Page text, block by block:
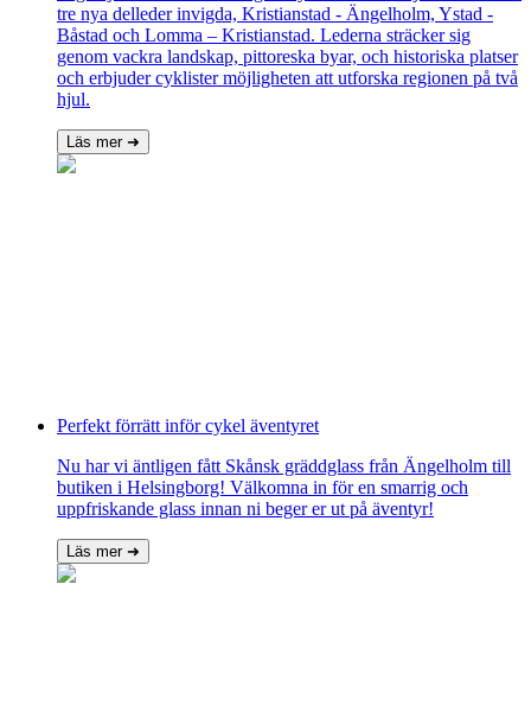
tre nya delleder invigda, Kristianstad - Ängelholm, Ystad -
Båstad och Lomma – Kristianstad. Lederna sträcker sig
genom vackra landskap, pittoreska byar, och historiska platser
och erbjuder cyklister möjligheten att utforska regionen på två
hjul.
Läs mer ➜
Perfekt förrätt inför cykel äventyret
Nu har vi äntligen fått Skånsk gräddglass från Ängelholm till
butiken i Helsingborg! Välkomna in för en smarrig och
uppfriskande glass innan ni beger er ut på äventyr!
Läs mer ➜